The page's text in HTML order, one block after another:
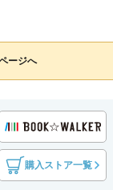
ージへ
購入ストア一覧